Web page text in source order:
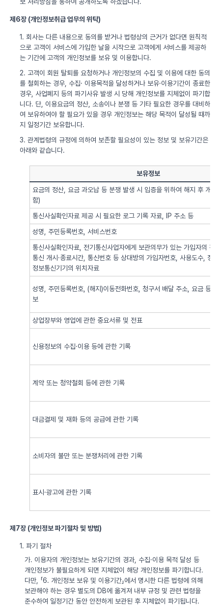
제6장 (개인정보취급 업무의 위탁)
1. 회사는 다른 내용으로 동의를 받거나 법령상의 근거가 없다면 원칙적
으로 고객이 서비스에 가입한 날을 시작으로 고객에게 서비스를 제공하
는 기간에 고객의 개인정보를 보유 및 이용합니다.
2. 고객이 회원 탈퇴를 요청하거나 개인정보의 수집 및 이용에 대한 동의
를 철회하는 경우, 수집· 이용목적을 달성하거나 보유·이용기간이 종료한
경우, 사업폐지 등의 파기사유 발생 시 당해 개인정보를 지체없이 파기합
니다. 단, 이용요금의 정산, 소송이나 분쟁 등 기타 필요한 경우를 대비하
여 보유하여야 할 필요가 있을 경우 개인정보는 해당 목적이 달성될 때까
지 일정기간 보유합니다.
3. 관계법령의 규정에 의하여 보존할 필요성이 있는 정보 및 보유기간은
아래와 같습니다.
보유정보
요금의 정산, 요금 과오납 등 분쟁 발생 시 입증을 위하여 해지 후 개인
함)
통신사실확인자료 제공 시 필요한 로그 기록 자료, IP 주소 등
성명, 주민등록번호, 서비스번호
통신사실확인자료, 전기통신사업자에게 보관의무가 있는 가입자의 전
통신 개시·종료시간, 통신번호 등 상대방의 가입자번호, 사용도수, 정
정보통신기기의 위치자료
성명, 주민등록번호, (해지)이동전화번호, 청구서 배달 주소, 요금 등
보
상업장부와 영업에 관한 중요서류 및 전표
신용정보의 수집·이용 등에 관한 기록
계약 또는 청약철회 등에 관한 기록
대금결제 및 재화 등의 공급에 관한 기록
소비자의 불만 또는 분쟁처리에 관한 기록
표시·광고에 관한 기록
제7장 (개인정보 파기절차 및 방법)
1. 파기 절차
가. 이용자의 개인정보는 보유기간의 경과, 수집·이용 목적 달성 등
개인정보가 불필요하게 되면 지체없이 해당 개인정보를 파기합니다.
다만, 「6. 개인정보 보유 및 이용기간」에서 명시한 다른 법령에 의해
보관해야 하는 경우 별도의 DB에 옮겨져 내부 규정 및 관련 법령을
준수하여 일정기간 동안 안전하게 보관된 후 지체없이 파기됩니다.